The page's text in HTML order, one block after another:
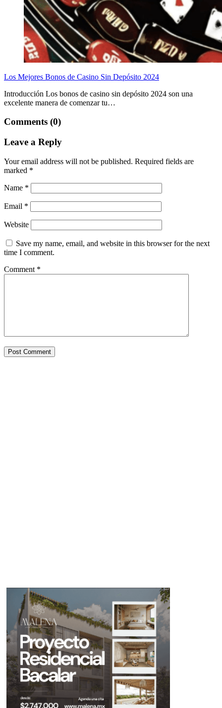
Los Mejores Bonos de Casino Sin Depósito 2024
Introducción Los bonos de casino sin depósito 2024 son una
excelente manera de comenzar tu…
Comments (0)
Leave a Reply
Your email address will not be published. Required fields are
marked *
Name *
Email *
Website
Save my name, email, and website in this browser for the next
time I comment.
Comment *